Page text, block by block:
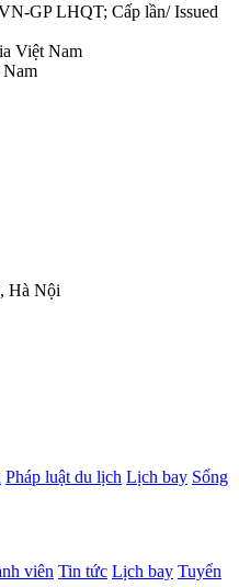
GP LHQT; Cấp lần/ Issued
Việt Nam
Hà Nội
Pháp luật du lịch Lịch bay Sống
viên Tin tức Lịch bay Tuyển